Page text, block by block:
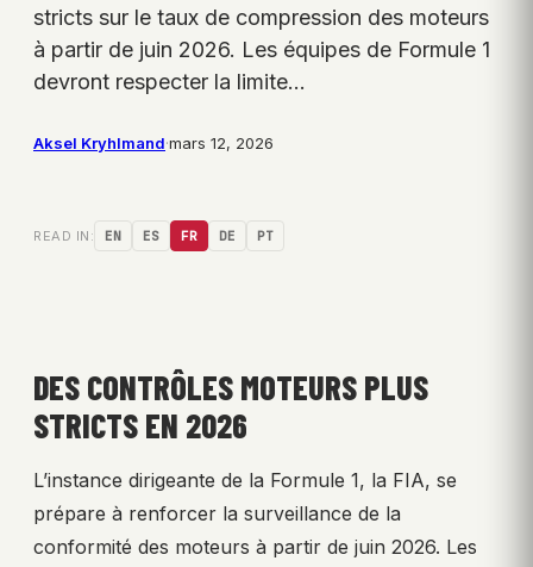
stricts sur le taux de compression des moteurs
à partir de juin 2026. Les équipes de Formule 1
devront respecter la limite…
Aksel Kryhlmand·mars 12, 2026
READ IN: EN ES FR DE PT
DES CONTRÔLES MOTEURS PLUS
STRICTS EN 2026
L’instance dirigeante de la Formule 1, la FIA, se
prépare à renforcer la surveillance de la
conformité des moteurs à partir de juin 2026. Les